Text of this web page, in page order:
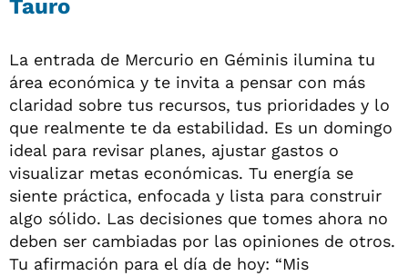
Tauro
La entrada de Mercurio en Géminis ilumina tu
área económica y te invita a pensar con más
claridad sobre tus recursos, tus prioridades y lo
que realmente te da estabilidad. Es un domingo
ideal para revisar planes, ajustar gastos o
visualizar metas económicas. Tu energía se
siente práctica, enfocada y lista para construir
algo sólido. Las decisiones que tomes ahora no
deben ser cambiadas por las opiniones de otros.
Tu afirmación para el día de hoy: “Mis